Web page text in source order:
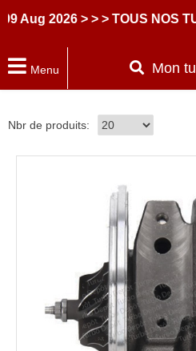
> > > TOUS NOS TURBOS
Menu Mon
Nbr de produits: